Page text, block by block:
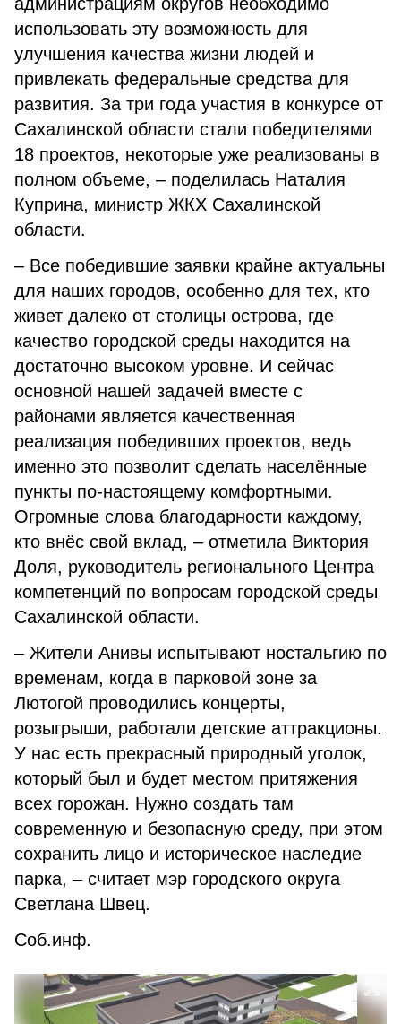
использовать эту возможность для
улучшения качества жизни людей и
привлекать федеральные средства для
развития. За три года участия в конкурсе от
Сахалинской области стали победителями
18 проектов, некоторые уже реализованы в
полном объеме, – поделилась Наталия
Куприна, министр ЖКХ Сахалинской
области.
– Все победившие заявки крайне актуальны
для наших городов, особенно для тех, кто
живет далеко от столицы острова, где
качество городской среды находится на
достаточно высоком уровне. И сейчас
основной нашей задачей вместе с
районами является качественная
реализация победивших проектов, ведь
именно это позволит сделать населённые
пункты по-настоящему комфортными.
Огромные слова благодарности каждому,
кто внёс свой вклад, – отметила Виктория
Доля, руководитель регионального Центра
компетенций по вопросам городской среды
Сахалинской области.
– Жители Анивы испытывают ностальгию по
временам, когда в парковой зоне за
Лютогой проводились концерты,
розыгрыши, работали детские аттракционы.
У нас есть прекрасный природный уголок,
который был и будет местом притяжения
всех горожан. Нужно создать там
современную и безопасную среду, при этом
сохранить лицо и историческое наследие
парка, – считает мэр городского округа
Светлана Швец.
Соб.инф.